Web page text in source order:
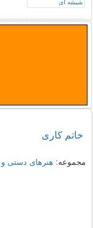
خاتم کاری
مجموعه: هنرهای دستی